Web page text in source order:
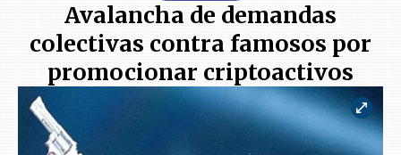
Avalancha de demandas
colectivas contra famosos por
promocionar criptoactivos